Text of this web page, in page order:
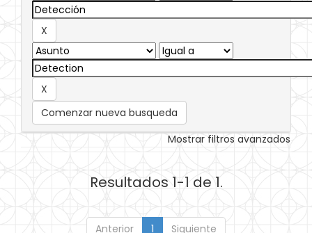
Comenzar nueva busqueda
Mostrar filtros avanzados
Resultados 1-1 de 1.
Anterior 1 Siguiente